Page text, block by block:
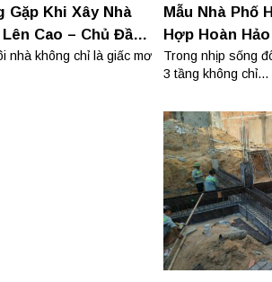
Gặp Khi Xây Nhà
Cao – Chủ Đầu
nhà không chỉ là giấc mơ
Mẫu Nhà Phố
Hợp Hoàn
Năng
Trong nhịp sống
3 tầng không chỉ...